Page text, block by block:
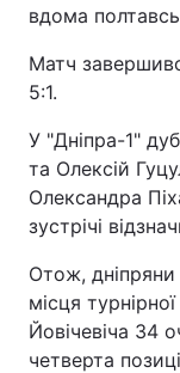
вдома
Матч
5:1.
У "Дніпра-1"
та Олексій
Олександра
зустрічі
Отож, дніпряни
місця
Йовічевіча 34
четверта